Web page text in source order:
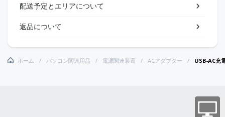
配送予定とエリアについて
返品について
ホーム パソコン関連用品 電源関連装置 ACアダプター USB-AC充